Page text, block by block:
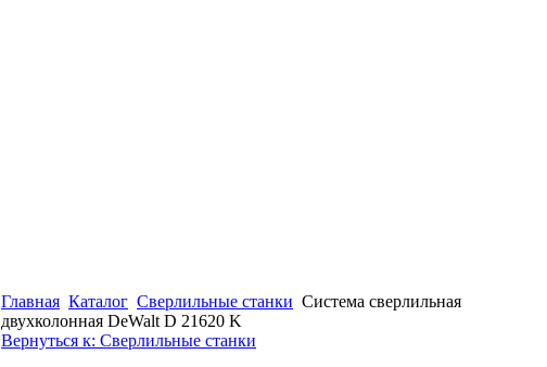
Главная Каталог Сверлильные станки Система сверлильная
двухколонная DeWalt D 21620 K
Вернуться к: Сверлильные станки